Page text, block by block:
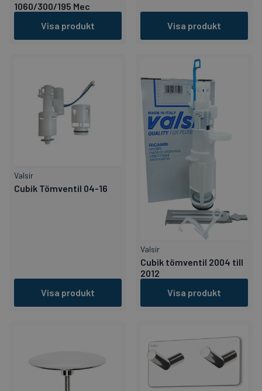
1060/300/195 Mec
Visa produkt
Visa produkt
Valsir
Cubik Tömventil 04-16
Visa produkt
Valsir
Cubik tömventil 2004 till
2012
Visa produkt